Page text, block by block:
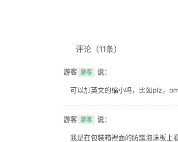
评论 （11条）
游客 游客 说：
可以加英文的缩小吗，比如plz，
游客 游客 说：
我是在包裝箱裡面的防震泡沫板上